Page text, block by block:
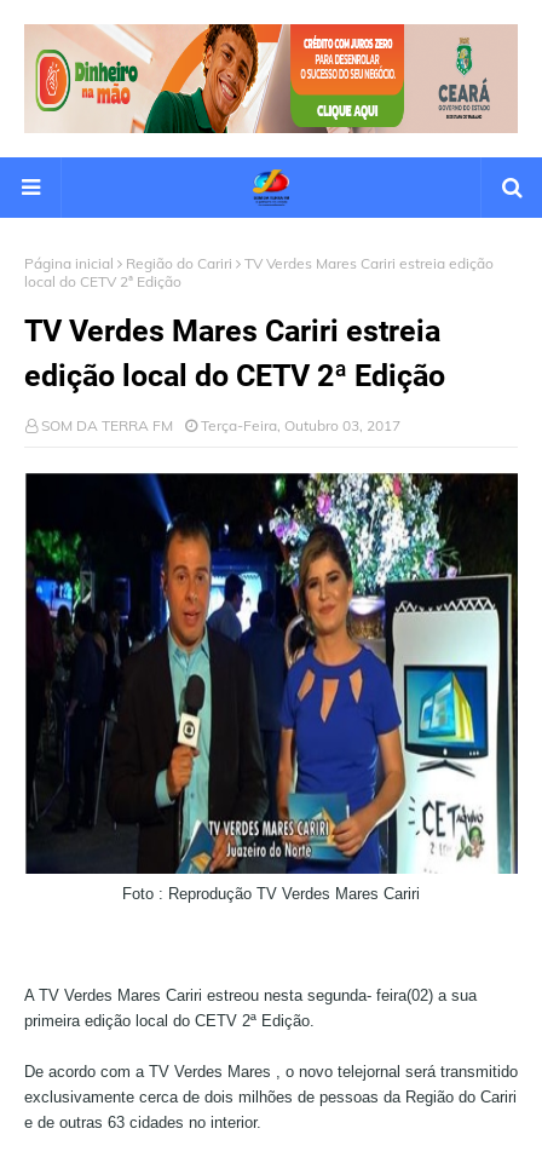
Página inicial Região do Cariri
TV Verdes Mares Cariri estreia edição
local do CETV 2ª Edição
TV Verdes Mares Cariri estreia
edição local do CETV 2ª Edição
SOM DA TERRA FM Terça-Feira, Outubro 03, 2017
Foto : Reprodução TV Verdes Mares Cariri
A TV Verdes Mares Cariri estreou nesta segunda- feira(02) a sua
primeira edição local do CETV 2ª Edição.
De acordo com a TV Verdes Mares , o novo telejornal será transmitido
exclusivamente cerca de dois milhões de pessoas da Região do Cariri
e de outras 63 cidades no interior.